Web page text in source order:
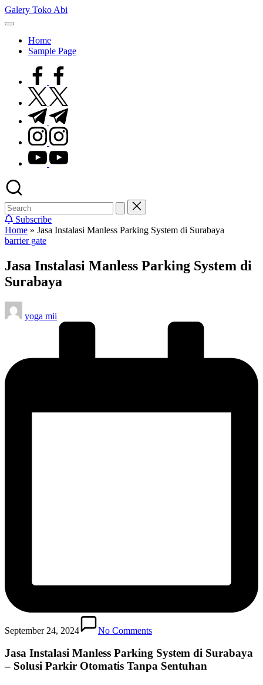
Skip
to
Galery Toko Abi
Home
Sample Page
facebook.com
twitter.com
t.me
instagram.com
youtube.com
Subscribe
Home » Jasa Instalasi Manless Parking System di Surabaya
Posted
barrier gate
Jasa Instalasi Manless Parking System di
Surabaya
Posted
by
yoga mii
September 24, 2024 No Comments
Jasa Instalasi Manless Parking System di Surabaya
– Solusi Parkir Otomatis Tanpa Sentuhan